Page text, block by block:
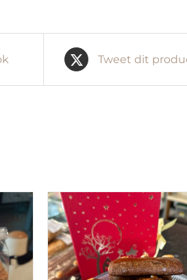
Tweet dit